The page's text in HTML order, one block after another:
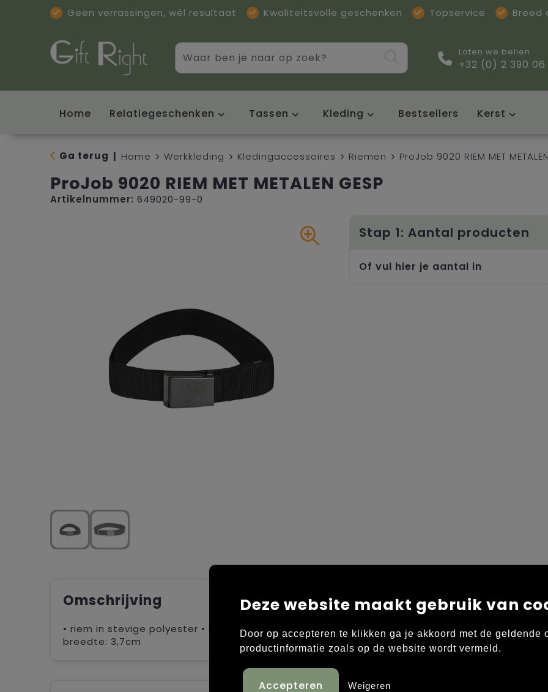
Geen verrassingen, wél resultaat Kwaliteitsvolle geschenken Topservice Breed
Laten we bellen
+32 (0) 2 390 06
Home Relatiegeschenken Tassen Kleding Bestsellers Kerst
Ga terug Home Werkkleding Kledingaccessoires Riemen ProJob 9020 RIEM MET
ProJob 9020 RIEM MET METALEN GESP
Artikelnummer: 649020-99-0
Stap 1: Aantal producten
Of vul hier je aantal in
Omschrijving
• riem in stevige polyester • metalen gesp met flessenopener aan de binnenzijde • lengte:
breedte: 3,7cm
Deze website maakt gebruik van
Door op accepteren te klikken ga je akkoord met de geldende
productinformatie zoals op de website wordt vermeld.
Weigeren